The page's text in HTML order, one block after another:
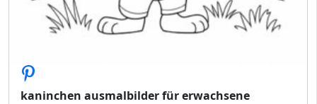
kaninchen ausmalbilder für erwachsene